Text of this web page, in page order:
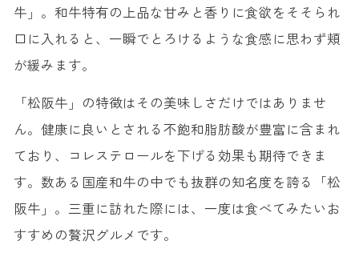
13. 鈴カレー
14. 赤福餅
15. 安永餅
◆三重名物の安永餅が食べられるお店『安永餅本舗 柏屋』
牛」。和牛特有の上品な甘みと香りに食欲をそそられ
口に入れると、一瞬でとろけるような食感に思わず頬
が緩みます。
「松阪牛」の特徴はその美味しさだけではありませ
ん。健康に良いとされる不飽和脂肪酸が豊富に含まれ
ており、コレステロールを下げる効果も期待できま
す。数ある国産和牛の中でも抜群の知名度を誇る「松
阪牛」。三重に訪れた際には、一度は食べてみたいお
すすめの贅沢グルメです。